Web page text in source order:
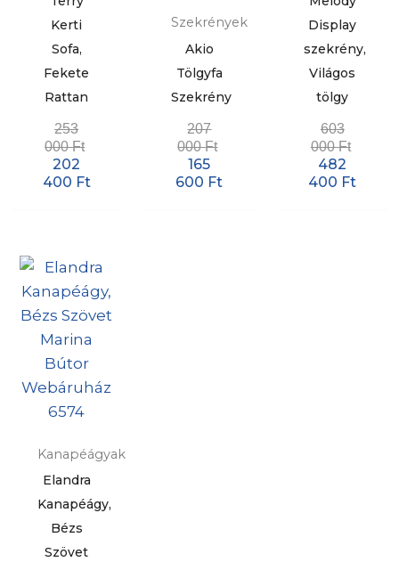
Kerti
Sofa,
Fekete
Rattan
253
000Ft
202
400 Ft
Szekrények
Akio
Tölgyfa
Szekrény
207
000Ft
165
600 Ft
Display
szekrény,
Világos
tölgy
603
000Ft
482
400 Ft
Kanapéágyak
Elandra
Kanapéágy,
Bézs
Szövet